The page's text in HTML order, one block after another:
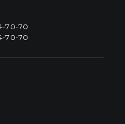
70-70
70-70